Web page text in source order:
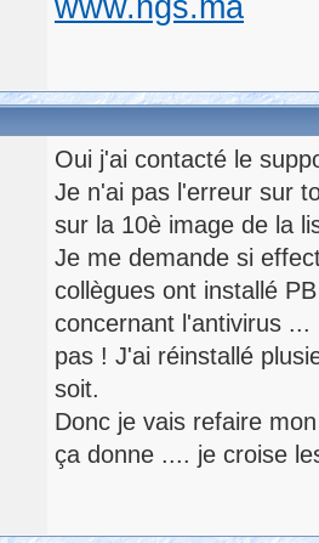
Oui j'ai contacté le
Je n'ai pas l'erreur sur
sur la 10è image de la
Je me demande si
collègues ont installé
concernant l'antivirus
pas ! J'ai réinstallé
soit.
Donc je vais refaire
ça donne .... je croise